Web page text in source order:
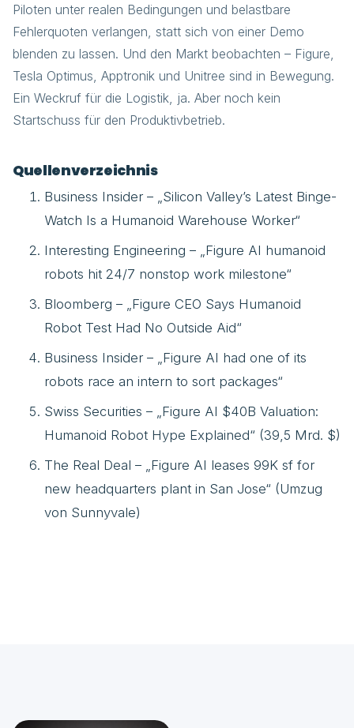
Piloten unter realen Bedingungen und belastbare
Fehlerquoten verlangen, statt sich von einer Demo
blenden zu lassen. Und den Markt beobachten – Figure,
Tesla Optimus, Apptronik und Unitree sind in Bewegung.
Ein Weckruf für die Logistik, ja. Aber noch kein
Startschuss für den Produktivbetrieb.
Quellenverzeichnis
Business Insider – „Silicon Valley’s Latest Binge-
Watch Is a Humanoid Warehouse Worker“
Interesting Engineering – „Figure AI humanoid
robots hit 24/7 nonstop work milestone“
Bloomberg – „Figure CEO Says Humanoid
Robot Test Had No Outside Aid“
Business Insider – „Figure AI had one of its
robots race an intern to sort packages“
Swiss Securities – „Figure AI $40B Valuation:
Humanoid Robot Hype Explained“ (39,5 Mrd. $)
The Real Deal – „Figure AI leases 99K sf for
new headquarters plant in San Jose“ (Umzug
von Sunnyvale)